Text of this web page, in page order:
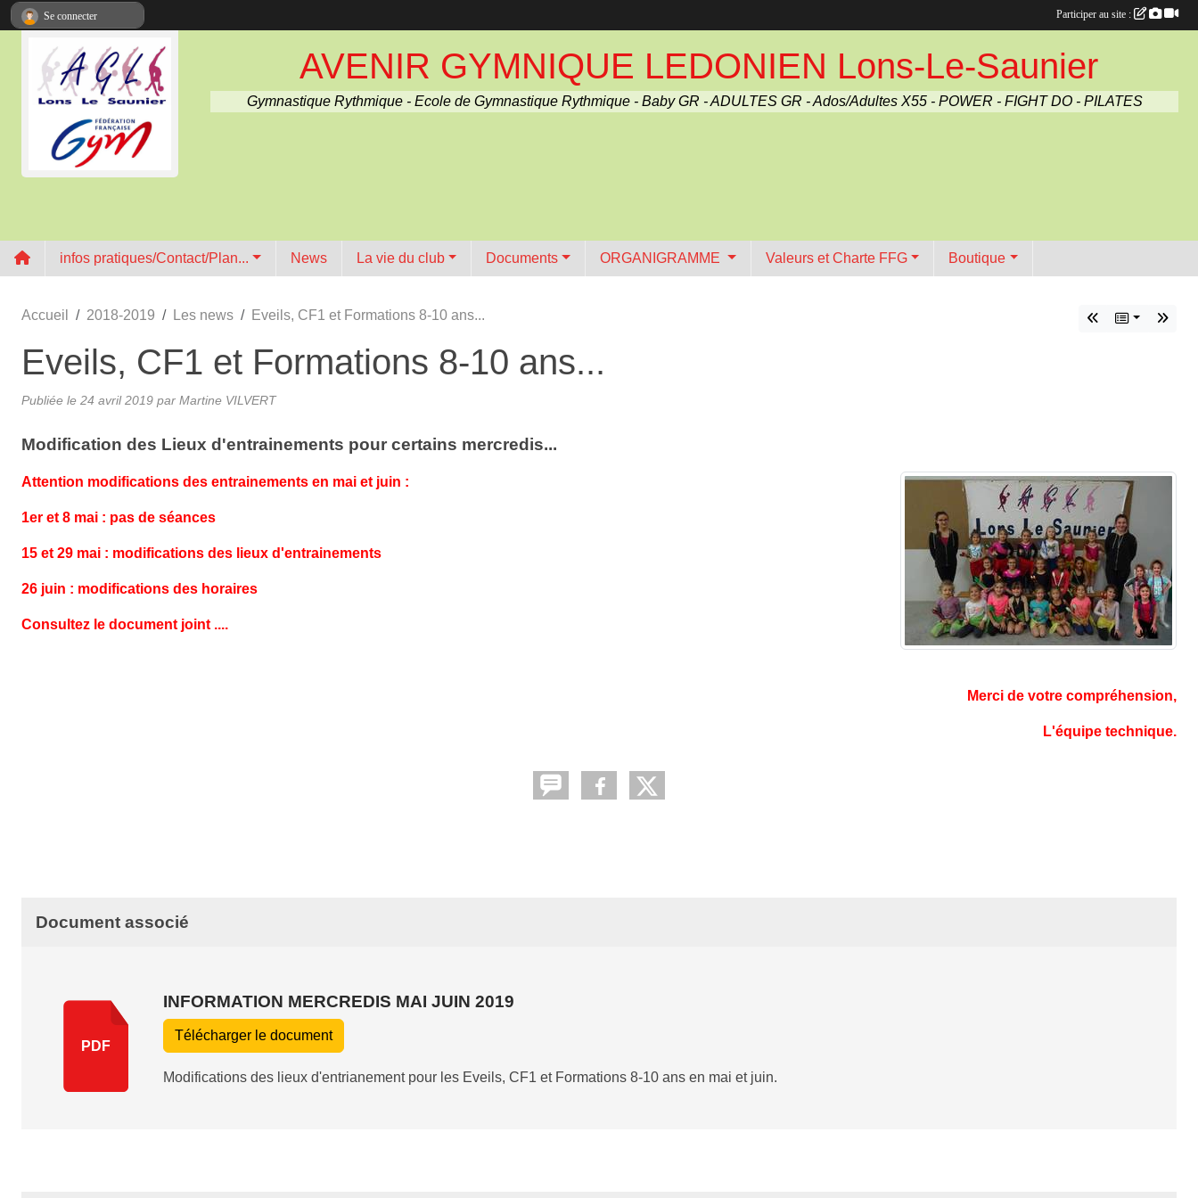
AVENIR GYMNIQUE LEDONIEN Lons-Le-Saunier
Gymnastique Rythmique - Ecole de Gymnastique Rythmique - Baby GR - ADULTES GR - Ados/Adultes X55 - POWER - FIGHT DO - PILATES
infos pratiques/Contact/Plan... News La vie du club Documents ORGANIGRAMME Valeurs et Charte FFG Boutique
Accueil 2018-2019 Les news Eveils, CF1 et Formations 8-10 ans...
Eveils, CF1 et Formations 8-10 ans...
Publiée le 24 avril 2019 par Martine VILVERT
Modification des Lieux d'entrainements pour certains mercredis...
Attention modifications des entrainements en mai et juin :
1er et 8 mai : pas de séances
15 et 29 mai : modifications des lieux d'entrainements
26 juin : modifications des horaires
Consultez le document joint ....
Merci de votre compréhension,
L'équipe technique.
Document associé
PDF
INFORMATION MERCREDIS MAI JUIN 2019
Télécharger le document
Modifications des lieux d'entrianement pour les Eveils, CF1 et Formations 8-10 ans en mai et juin.
Se connecter Participer au site :
Panneau de gestion des cookies